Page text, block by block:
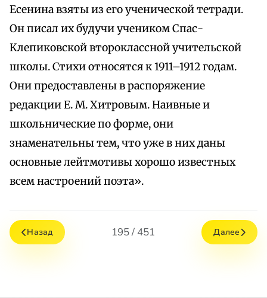
Есенина взяты из его ученической тетради.
Он писал их будучи учеником Спас-
Клепиковской второклассной учительской
школы. Стихи относятся к 1911–1912 годам.
Они предоставлены в распоряжение
редакции Е. М. Хитровым. Наивные и
школьнические по форме, они
знаменательны тем, что уже в них даны
основные лейтмотивы хорошо известных
всем настроений поэта».
Назад 195 / 451 Далее